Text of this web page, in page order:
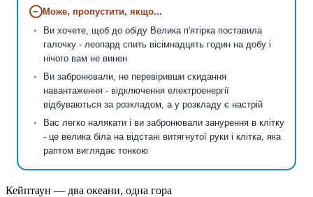
− Може, пропустити, якщо...
Ви хочете, щоб до обіду Велика п'ятірка поставила
галочку - леопард спить вісімнадцять годин на добу і
нічого вам не винен
Ви забронювали, не перевіривши скидання
навантаження - відключення електроенергії
відбуваються за розкладом, а у розкладу є настрій
Вас легко налякати і ви забронювали занурення в клітку
- це велика біла на відстані витягнутої руки і клітка, яка
раптом виглядає тонкою
Кейптаун — два океани, одна гора